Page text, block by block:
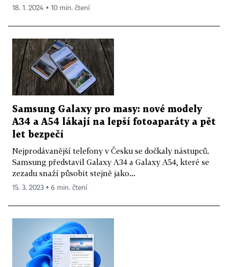
18. 1. 2024 ▪ 10 min. čtení
Samsung Galaxy pro masy: nové modely
A34 a A54 lákají na lepší fotoaparáty a pět
let bezpečí
Nejprodávanější telefony v Česku se dočkaly nástupců.
Samsung představil Galaxy A34 a Galaxy A54, které se
zezadu snaží působit stejně jako...
15. 3. 2023 ▪ 6 min. čtení